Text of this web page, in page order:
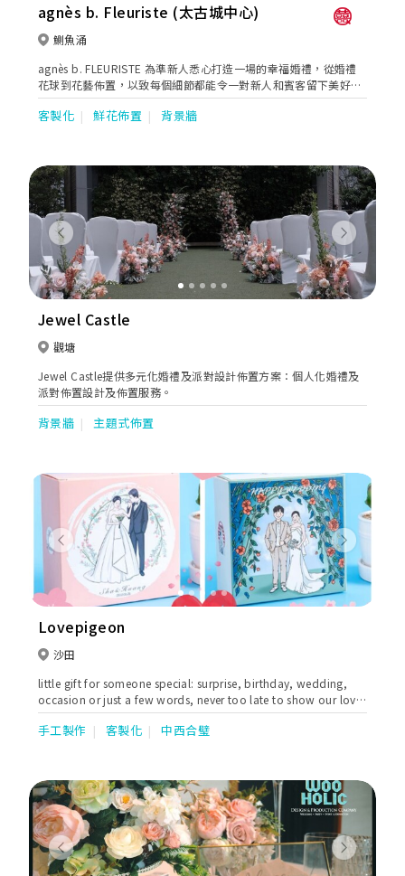
agnès b. Fleuriste (太古城中心)
鰂魚涌
agnès b. FLEURISTE 為準新人悉心打造一場的幸福婚禮，從婚禮
花球到花藝佈置，以致每個細節都能令一對新人和賓客留下美好而
深刻的甜蜜回憶。不論新人主張簡約或是華麗的婚禮，花藝佈置有
著魔法般的力量，能把平平無奇的場地變成夢寐以求的婚禮。
客製化 鮮花佈置 背景牆
Previous Next
Jewel Castle
觀塘
Jewel Castle提供多元化婚禮及派對設計佈置方案：個人化婚禮及
派對佈置設計及佈置服務。
背景牆 主題式佈置
Previous Next
Lovepigeon
沙田
little gift for someone special: surprise, birthday, wedding,
occasion or just a few words, never too late to show our love
:) we also decorate sweet table with pastry & balloon.
手工製作 客製化 中西合璧
Previous Next